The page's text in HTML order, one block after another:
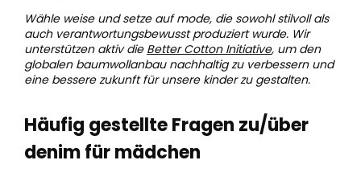
Wähle weise und setze auf mode, die sowohl stilvoll als
auch verantwortungsbewusst produziert wurde. Wir
unterstützen aktiv die Better Cotton Initiative, um den
globalen baumwollanbau nachhaltig zu verbessern und
eine bessere zukunft für unsere kinder zu gestalten.
Häufig gestellte Fragen zu/über
denim für mädchen